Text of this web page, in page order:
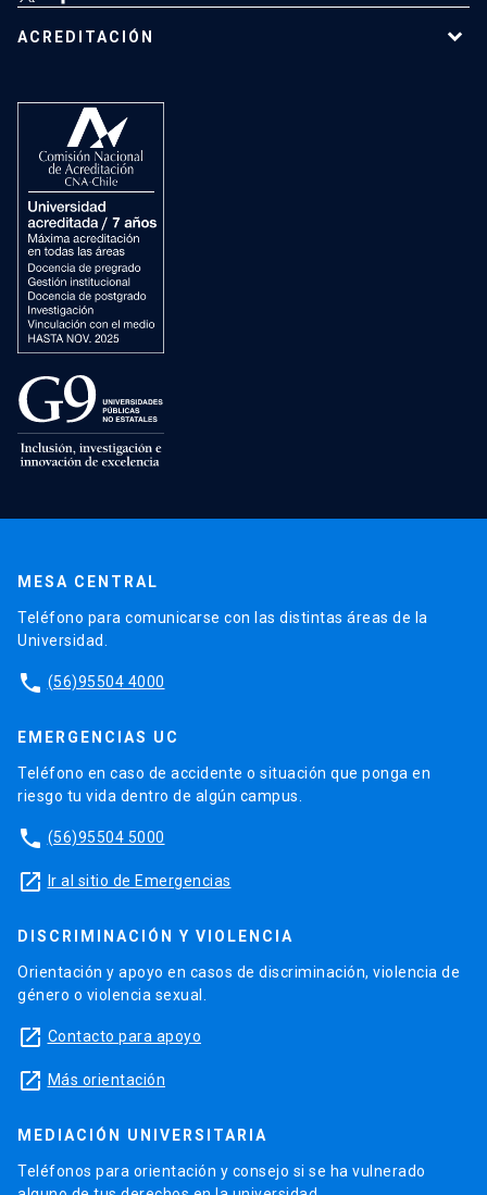
ACREDITACIÓN
MESA CENTRAL
Teléfono para comunicarse con las distintas áreas de la
Universidad.
phone (56)95504 4000
EMERGENCIAS UC
Teléfono en caso de accidente o situación que ponga en
riesgo tu vida dentro de algún campus.
phone (56)95504 5000
launch Ir al sitio de Emergencias
DISCRIMINACIÓN Y VIOLENCIA
Orientación y apoyo en casos de discriminación, violencia de
género o violencia sexual.
launch Contacto para apoyo
launch Más orientación
MEDIACIÓN UNIVERSITARIA
Teléfonos para orientación y consejo si se ha vulnerado